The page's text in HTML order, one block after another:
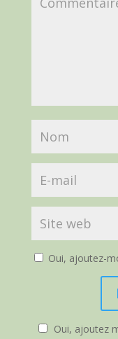
Oui, ajoutez-
Oui, ajoutez